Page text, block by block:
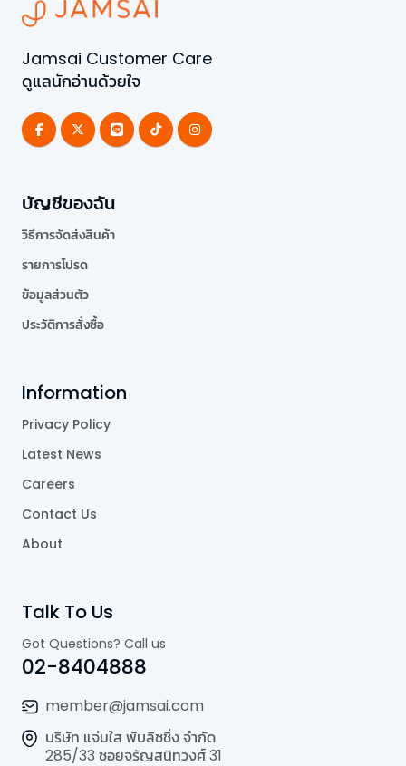
Jamsai Customer Care
ดูแลนักอ่านด้วยใจ
บัญชีของฉัน
วิธีการจัดส่งสินค้า
รายการโปรด
ข้อมูลส่วนตัว
ประวัติการสั่งซื้อ
Information
Privacy Policy
Latest News
Careers
Contact Us
About
Talk To Us
Got Questions? Call us
02-8404888
member@jamsai.com
บริษัท แจ่มใส พับลิชชิ่ง จำกัด
285/33 ซอยจรัญสนิทวงศ์ 31